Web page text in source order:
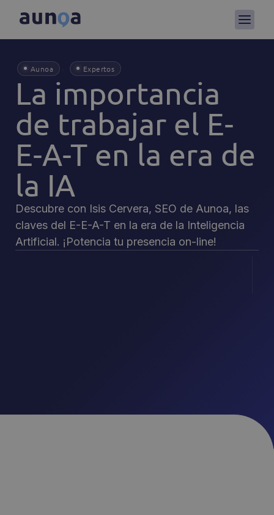
Aunoa Expertos
La importancia
de trabajar el E-
E-A-T en la era de
la IA
Descubre con Isis Cervera, SEO de Aunoa, las
claves del E-E-A-T en la era de la Inteligencia
Artificial. ¡Potencia tu presencia on-line!